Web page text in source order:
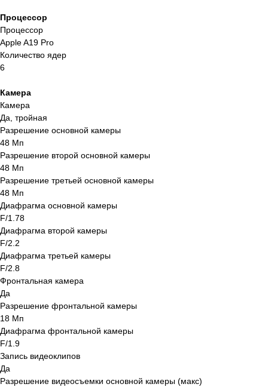
Процессор
Процессор
Apple A19 Pro
Количество ядер
6
Камера
Камера
Да, тройная
Разрешение основной камеры
48 Мп
Разрешение второй основной камеры
48 Мп
Разрешение третьей основной камеры
48 Мп
Диафрагма основной камеры
F/1.78
Диафрагма второй камеры
F/2.2
Диафрагма третьей камеры
F/2.8
Фронтальная камера
Да
Разрешение фронтальной камеры
18 Мп
Диафрагма фронтальной камеры
F/1.9
Запись видеоклипов
Да
Разрешение видеосъемки основной камеры (макс)